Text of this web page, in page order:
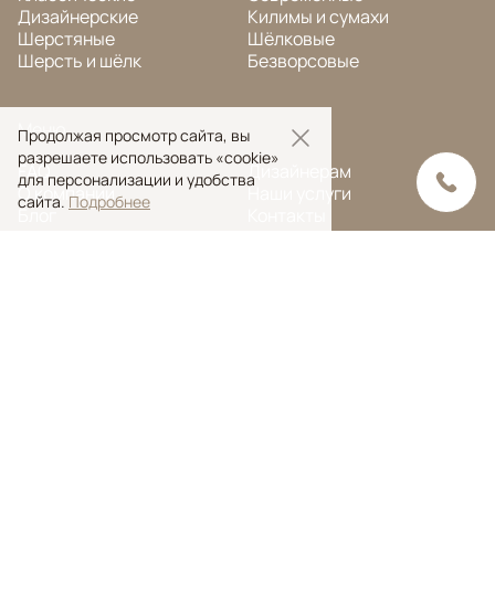
Дизайнерские
Шерстяные
Шерсть и шёлк
Килимы и сумахи
Шёлковые
Безворсовые
Меню
FAQ
О компании
Блог
Дизайнерам
Наши услуги
Ковры на заказ
Продолжая просмотр сайта, вы
разрешаете использовать «cookie»
для персонализации и удобства
сайта. Подробнее